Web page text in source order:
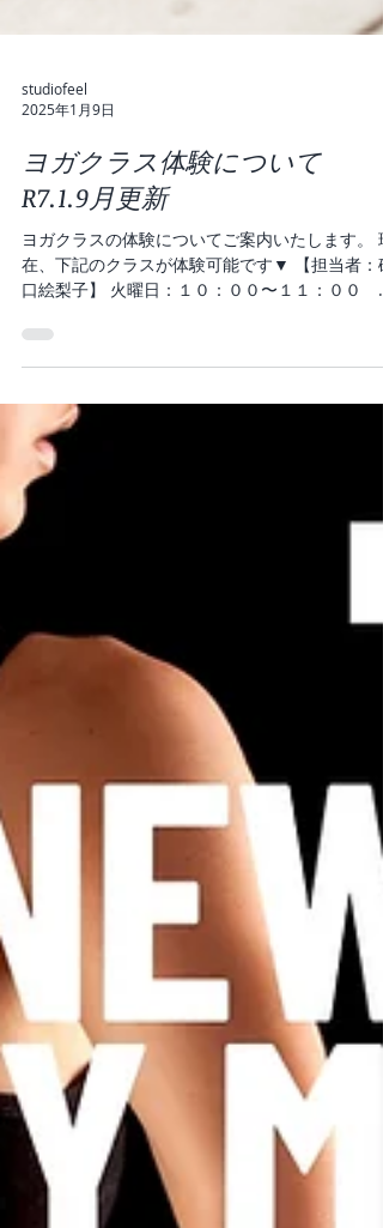
studiofeel
2025年1月9日
ヨガクラス体験について
R7.1.9月更新
ヨガクラスの体験についてご案内いたします。 現
在、下記のクラスが体験可能です▼ 【担当者：砂
ケア 金曜日：１９：００〜２０：００ 夜ヨガ
（月１回） ※1月24日(金)開催...